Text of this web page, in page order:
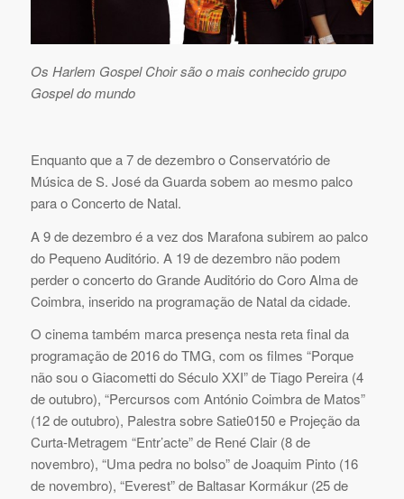
Os Harlem Gospel Choir são o mais conhecido grupo
Gospel do mundo
Enquanto que a 7 de dezembro o Conservatório de
Música de S. José da Guarda sobem ao mesmo palco
para o Concerto de Natal.
A 9 de dezembro é a vez dos Marafona subirem ao palco
do Pequeno Auditório. A 19 de dezembro não podem
perder o concerto do Grande Auditório do Coro Alma de
Coimbra, inserido na programação de Natal da cidade.
O cinema também marca presença nesta reta final da
programação de 2016 do TMG, com os filmes “Porque
não sou o Giacometti do Século XXI” de Tiago Pereira (4
de outubro), “Percursos com António Coimbra de Matos”
(12 de outubro), Palestra sobre Satie0150 e Projeção da
Curta-Metragem “Entr’acte” de René Clair (8 de
novembro), “Uma pedra no bolso” de Joaquim Pinto (16
de novembro), “Everest” de Baltasar Kormákur (25 de